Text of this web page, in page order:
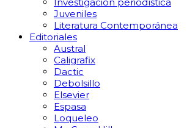
Juveniles
Literatura Contemporánea
Editoriales
Austral
Caligrafix
Dactic
Debolsillo
Elsevier
Espasa
Loqueleo